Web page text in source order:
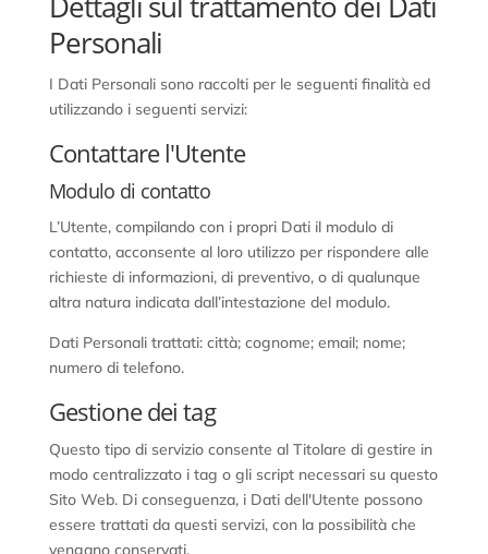
Personali
I Dati Personali sono raccolti per le seguenti finalità ed
utilizzando i seguenti servizi:
Contattare l'Utente
Modulo di contatto
L’Utente, compilando con i propri Dati il modulo di
contatto, acconsente al loro utilizzo per rispondere alle
richieste di informazioni, di preventivo, o di qualunque
altra natura indicata dall’intestazione del modulo.
Dati Personali trattati: città; cognome; email; nome;
numero di telefono.
Gestione dei tag
Questo tipo di servizio consente al Titolare di gestire in
modo centralizzato i tag o gli script necessari su questo
Sito Web. Di conseguenza, i Dati dell'Utente possono
essere trattati da questi servizi, con la possibilità che
vengano conservati.